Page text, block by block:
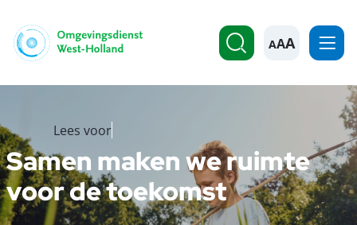
A
Lees voor
Samen maken we ruimte
voor de toekomst